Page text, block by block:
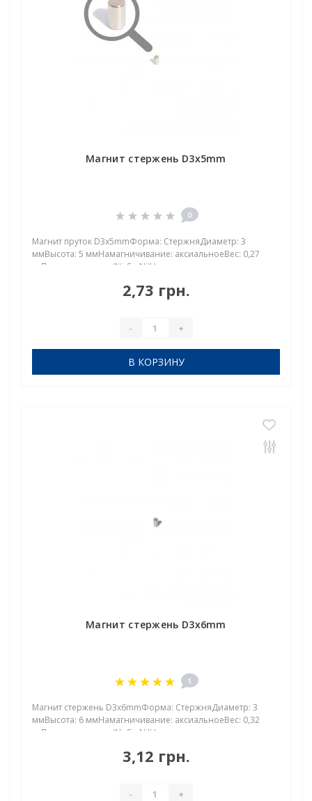
Магнит стержень D3x5mm
0
Магнит пруток D3x5mmФорма: СтержняДиаметр: 3
ммВысота: 5 ммНамагничивание: аксиальноеВес: 0,27
грПокрыт. никель.: (Ni-Cu-Ni)Намагничивание:
использования: до 80°CНеодимовый магнит стержень 3х5
2,73 грн.
- +
В КОРЗИНУ
Магнит стержень D3x6mm
1
Магнит стержень D3x6mmФорма: СтержняДиаметр: 3
ммВысота: 6 ммНамагничивание: аксиальноеВес: 0,32
грПокрыт. никель.: (Ni-Cu-Ni)Намагничивание:
использования: до 80°CНеодимовый магнит стержень
3,12 грн.
- +